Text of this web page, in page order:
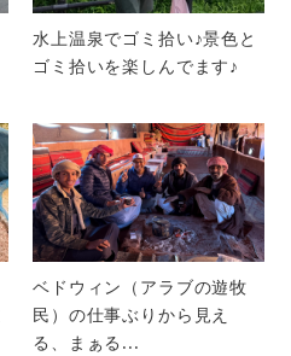
水上温泉でゴミ拾い♪景色と
ゴミ拾いを楽しんでます♪
ベドウィン（アラブの遊牧
民）の仕事ぶりから見え
る、まぁる...